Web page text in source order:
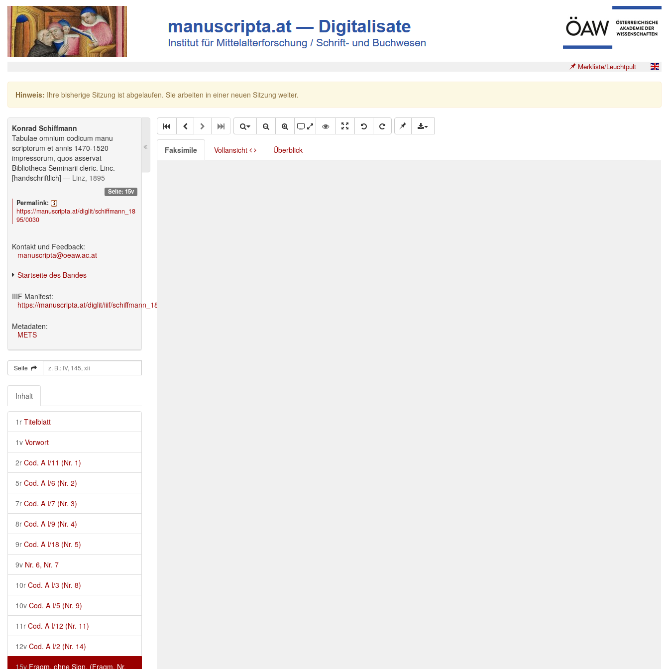
Merkliste/Leuchtpult
Hinweis: Ihre bisherige Sitzung ist abgelaufen. Sie arbeiten in einer neuen Sitzung weiter.
Konrad Schiffmann
Tabulae omnium codicum manu
scriptorum et annis 1470-1520
impressorum, quos asservat
Bibliotheca Seminarii cleric. Linc.
[handschriftlich] — Linz, 1895
Seite: 15v
Permalink:
https://manuscripta.at/diglit/schiffmann_18
95/0030
Kontakt und Feedback:
manuscripta@oeaw.ac.at
Startseite des Bandes
IIIF Manifest:
https://manuscripta.at/diglit/iiif/schiffmann_1895/manifest.json
Metadaten:
METS
Seite
Inhalt
1r Titelblatt
1v Vorwort
2r Cod. A I/11 (Nr. 1)
5r Cod. A I/6 (Nr. 2)
7r Cod. A I/7 (Nr. 3)
8r Cod. A I/9 (Nr. 4)
9r Cod. A I/18 (Nr. 5)
9v Nr. 6, Nr. 7
10r Cod. A I/3 (Nr. 8)
10v Cod. A I/5 (Nr. 9)
11r Cod. A I/12 (Nr. 11)
12v Cod. A I/2 (Nr. 14)
15v Fragm. ohne Sign. (Fragm. Nr.
Faksimile Vollansicht Überblick